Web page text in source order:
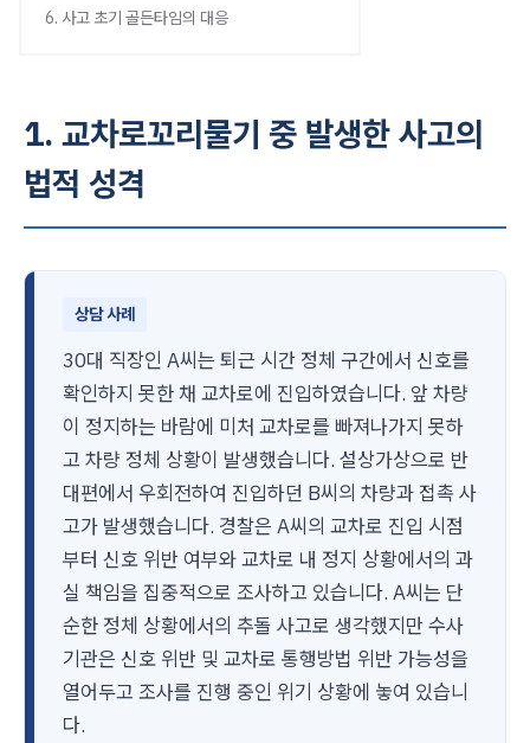
6. 사고 초기 골든타임의 대응
1. 교차로꼬리물기 중 발생한 사고의
법적 성격
상담 사례
30대 직장인 A씨는 퇴근 시간 정체 구간에서 신호를
확인하지 못한 채 교차로에 진입하였습니다. 앞 차량
이 정지하는 바람에 미처 교차로를 빠져나가지 못하
고 차량 정체 상황이 발생했습니다. 설상가상으로 반
대편에서 우회전하여 진입하던 B씨의 차량과 접촉 사
고가 발생했습니다. 경찰은 A씨의 교차로 진입 시점
부터 신호 위반 여부와 교차로 내 정지 상황에서의 과
실 책임을 집중적으로 조사하고 있습니다. A씨는 단
순한 정체 상황에서의 추돌 사고로 생각했지만 수사
기관은 신호 위반 및 교차로 통행방법 위반 가능성을
열어두고 조사를 진행 중인 위기 상황에 놓여 있습니
다.